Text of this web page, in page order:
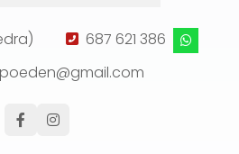
687 621 386